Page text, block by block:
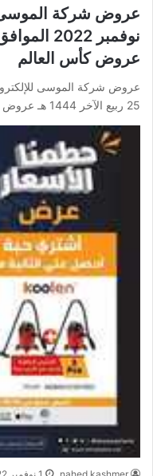
عروض كأس العالم
25 ربيع الآخر 1444 هـ عروض كأس العالم عروض شركة الموسى…